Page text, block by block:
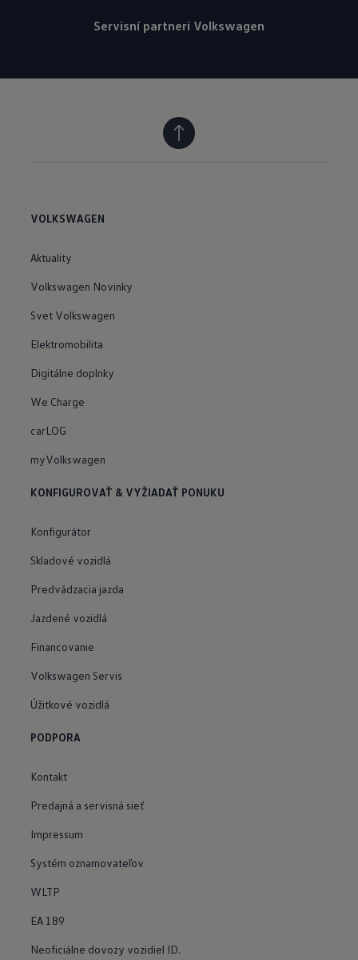
Servisní partneri Volkswagen
VOLKSWAGEN
Aktuality
Volkswagen Novinky
Svet Volkswagen
Elektromobilita
Digitálne doplnky
We Charge
carLOG
myVolkswagen
KONFIGUROVAŤ & VYŽIADAŤ PONUKU
Konfigurátor
Skladové vozidlá
Predvádzacia jazda
Jazdené vozidlá
Financovanie
Volkswagen Servis
Úžitkové vozidlá
PODPORA
Kontakt
Predajná a servisná sieť
Impressum
Systém oznamovateľov
WLTP
EA 189
Neoficiálne dovozy vozidiel ID.